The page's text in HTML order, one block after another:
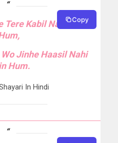
Tere Kabil Nahi Hain
Jinhe Haasil Nahi
Hum.
In Hindi
Copy